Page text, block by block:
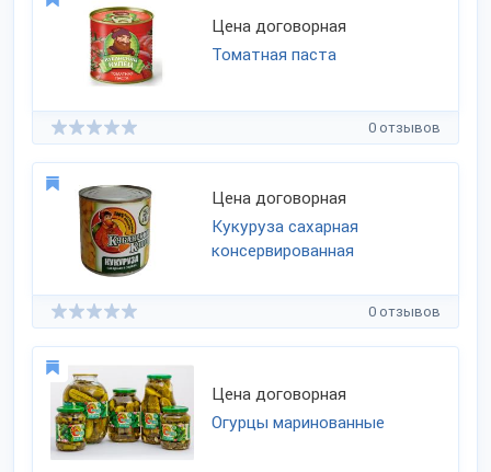
Цена договорная
Томатная паста
0 отзывов
Цена договорная
Кукуруза сахарная
консервированная
0 отзывов
Цена договорная
Огурцы маринованные